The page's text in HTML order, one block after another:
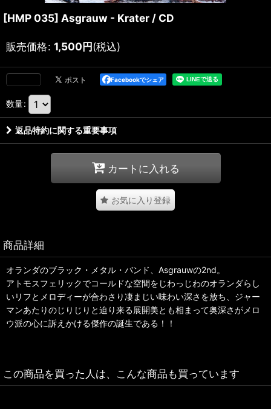
[HMP 035] Asgrauw - Krater / CD
販売価格: 1,500円(税込)
Facebookでシェア
数量:
返品特約に関する重要事項
カートに入れる
お気に入り登録
商品詳細
オランダのブラック・メタル・バンド、Asgrauwの2nd。
アトモスフェリックでコールドな空間をじわっじわのオランダらし
いリフとメロディーが合わさり凄まじい味わい深さを放ち、ジャー
マンあたりのじりじりと迫り来る展開美とも相まって奥深さがメロ
ウ派の心に訴えかける傑作の誕生である！！
この商品を買った人は、こんな商品も買っています